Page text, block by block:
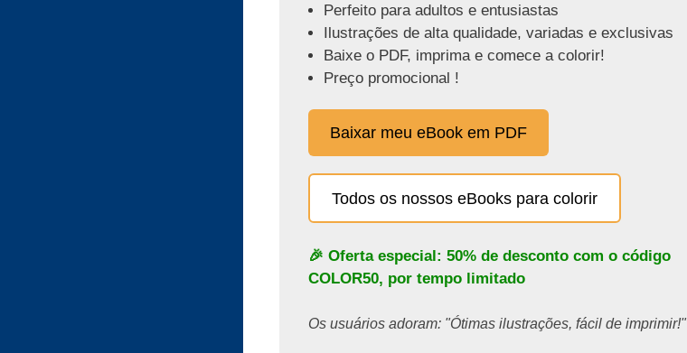
Perfeito para adultos e entusiastas
Ilustrações de alta qualidade, variadas e exclusivas
Baixe o PDF, imprima e comece a colorir!
Preço promocional !
Baixar meu eBook em PDF
Todos os nossos eBooks para colorir
🎉 Oferta especial: 50% de desconto com o código
COLOR50, por tempo limitado
Os usuários adoram: "Ótimas ilustrações, fácil de imprimir!"